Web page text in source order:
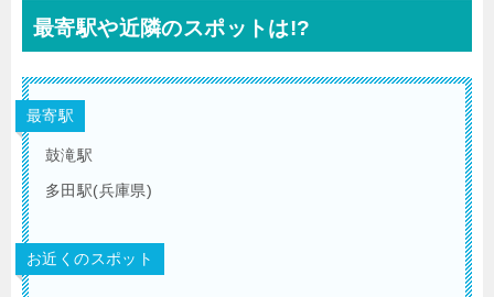
最寄駅や近隣のスポットは!?
最寄駅
鼓滝駅
多田駅(兵庫県)
お近くのスポット